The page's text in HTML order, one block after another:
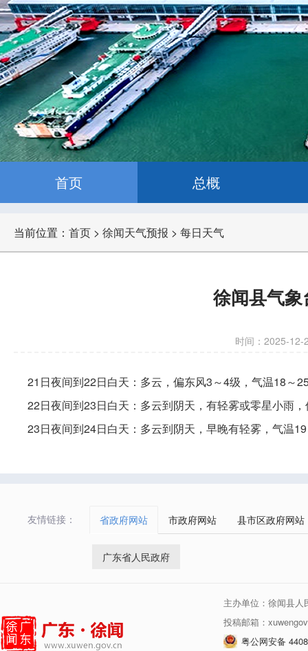
首页 总概
当前位置： 首页 > 徐闻天气预报 > 每日天气
徐闻县气
时间：2025-12-
21日夜间到22日白天：多云，偏东风3～4级，气温18～
22日夜间到23日白天：多云到阴天，有轻雾或零星小雨
23日夜间到24日白天：多云到阴天，早晚有轻雾，气温
友情链接： 省政府网站 市政府网站 县市区政府网站
广东省人民政府
主办单位：徐闻县人
投稿邮箱：
粤公网安备